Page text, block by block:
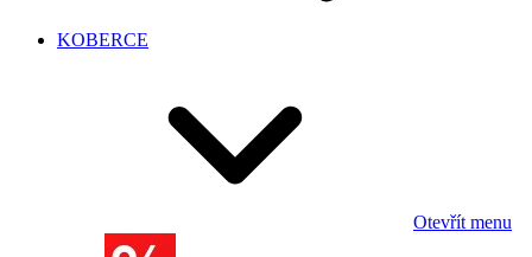
KOBERCE
Otevřít menu